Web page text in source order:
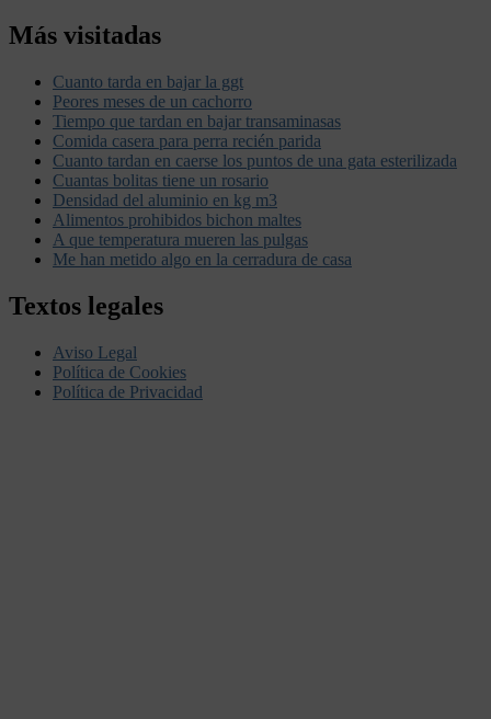
Más visitadas
Cuanto tarda en bajar la ggt
Peores meses de un cachorro
Tiempo que tardan en bajar transaminasas
Comida casera para perra recién parida
Cuanto tardan en caerse los puntos de una gata esterilizada
Cuantas bolitas tiene un rosario
Densidad del aluminio en kg m3
Alimentos prohibidos bichon maltes
A que temperatura mueren las pulgas
Me han metido algo en la cerradura de casa
Textos legales
Aviso Legal
Política de Cookies
Política de Privacidad